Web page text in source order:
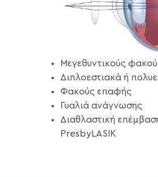
Μεγεθυντικούς
Διπλοεστιακά ή
Φακούς επαφής
Γυαλιά ανάγνωσης
Διαθλαστική
PresbyLASIK